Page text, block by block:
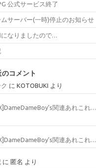
公式サービス終了
サーバー(一時)停止のお知らせ
になりましたので…
のコメント
にKOTOBUKI より
関連あれこれ…
関連あれこれ…
に 匿名 より